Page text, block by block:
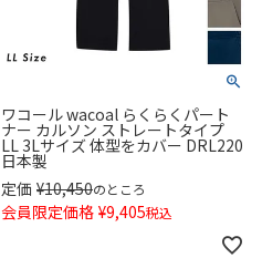
ワコール wacoal らくらくパート
ナー カルソン ストレートタイプ
LL 3Lサイズ 体型をカバー DRL220
日本製
定価 ¥10,450のところ
会員限定価格 ¥9,405税込